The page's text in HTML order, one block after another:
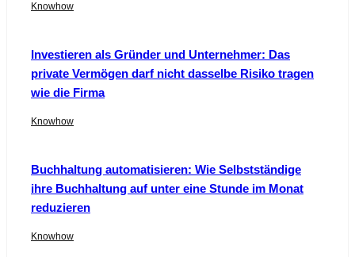
Knowhow
Investieren als Gründer und Unternehmer: Das
private Vermögen darf nicht dasselbe Risiko tragen
wie die Firma
Knowhow
Buchhaltung automatisieren: Wie Selbstständige
ihre Buchhaltung auf unter eine Stunde im Monat
reduzieren
Knowhow